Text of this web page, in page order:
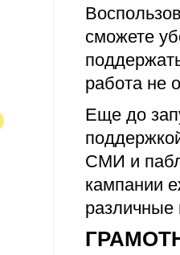
сможете
работа не
Еще до
СМИ и
кампании
различные